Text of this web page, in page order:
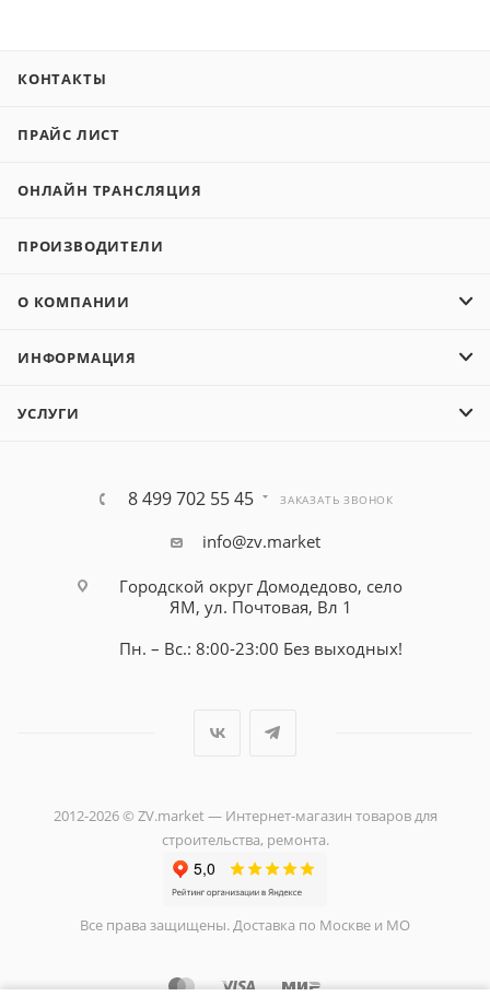
КОНТАКТЫ
ПРАЙС ЛИСТ
ОНЛАЙН ТРАНСЛЯЦИЯ
ПРОИЗВОДИТЕЛИ
О КОМПАНИИ
ИНФОРМАЦИЯ
УСЛУГИ
8 499 702 55 45 ЗАКАЗАТЬ ЗВОНОК
info@zv.market
Городской округ Домодедово, село
ЯМ, ул. Почтовая, Вл 1
Пн. – Вс.: 8:00-23:00 Без выходных!
2012-2026 © ZV.market — Интернет-магазин товаров для
строительства, ремонта.
Все права защищены. Доставка по Москве и МО